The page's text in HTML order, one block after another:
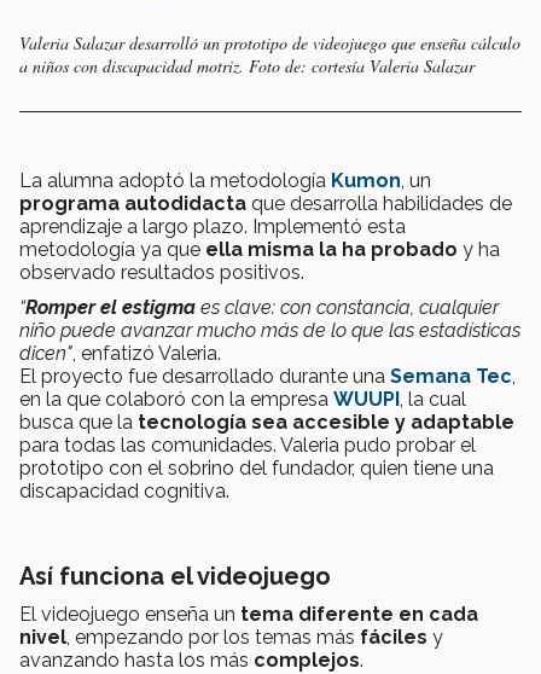
Valeria Salazar desarrolló un prototipo de videojuego que enseña cálculo
a niños con discapacidad motriz. Foto de: cortesía Valeria Salazar
La alumna adoptó la metodología Kumon , un
programa autodidacta que desarrolla habilidades de
aprendizaje a largo plazo. Implementó esta
metodología ya que ella misma la ha probado y ha
observado resultados positivos.
“Romper el estigma es clave: con constancia, cualquier
niño puede avanzar mucho más de lo que las estadísticas
dicen" , enfatizó Valeria.
El proyecto fue desarrollado durante una Semana Tec
en la que colaboró con la empresa WUUPI , la cual
busca que la tecnología sea accesible y adaptable
para todas las comunidades. Valeria pudo probar el
prototipo con el sobrino del fundador, quien tiene una
discapacidad cognitiva.
Así funciona el videojuego
El videojuego enseña un tema diferente en cada
nivel , empezando por los temas más fáciles y
avanzando hasta los más complejos.